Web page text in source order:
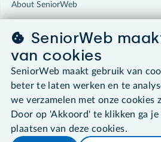
About SeniorWeb
SeniorWeb
van cookies
SeniorWeb maakt gebruik van
beter te laten werken en te
we verzamelen met onze cookies
Door op 'Akkoord' te klikken ga
plaatsen van deze cookies.